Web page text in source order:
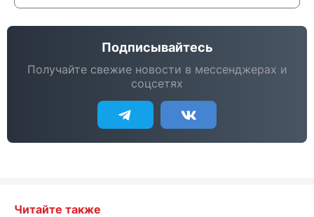
Подписывайтесь
Получайте свежие новости в мессенджерах и
соцсетях
Читайте также